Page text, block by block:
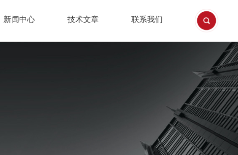
新闻中心 技术文章 联系我们